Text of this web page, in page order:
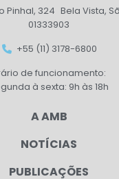
Pinhal, 324 Bela Vista,
01333903
+55 (11) 3178-6800
de funcionamento:
à sexta: 9h às 18h
A AMB
NOTÍCIAS
PUBLICAÇÕES